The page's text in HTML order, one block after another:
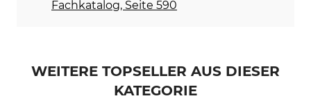
Fachkatalog, Seite 590
WEITERE TOPSELLER AUS DIESER
KATEGORIE